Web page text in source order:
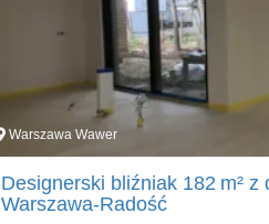
Warszawa Wawer
Designerski bliźniak 182 m² z
Warszawa‑Radość